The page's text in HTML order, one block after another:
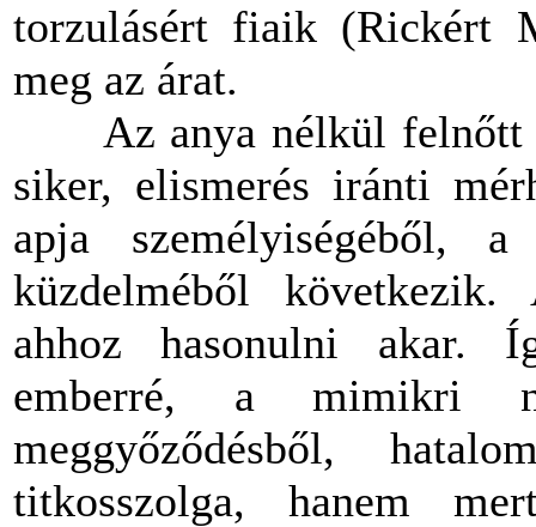
torzulásért fiaik (Rickért
meg az árat.
Az anya nélkül felnőtt
siker, elismerés iránti
apja személyiségéből,
küzdelméből
ahhoz hasonulni akar.
emberré, a mimikri
meggyőződésből,
titkosszolga, hanem